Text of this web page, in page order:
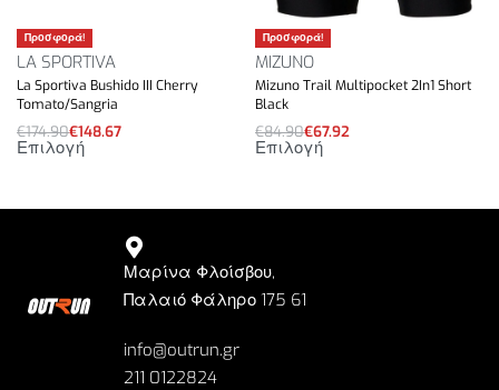
Προσφορά!
LA SPORTIVA
La Sportiva Bushido III Cherry
Tomato/Sangria
€174.90€148.67
Επιλογή
Προσφορά!
MIZUNO
Mizuno Trail Multipocket 2In1 Short
Black
€84.90€67.92
Επιλογή
Μαρίνα Φλοίσβου,
Παλαιό Φάληρο 175 61
info@outrun.gr
211 0122824